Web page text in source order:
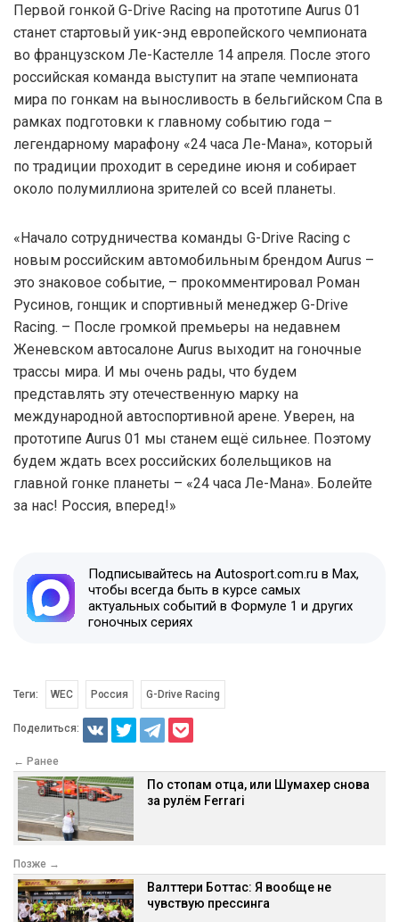
Первой гонкой G-Drive Racing на прототипе Aurus 01
станет стартовый уик-энд европейского чемпионата
во французском Ле-Кастелле 14 апреля. После этого
российская команда выступит на этапе чемпионата
мира по гонкам на выносливость в бельгийском Спа в
рамках подготовки к главному событию года –
легендарному марафону «24 часа Ле-Мана», который
по традиции проходит в середине июня и собирает
около полумиллиона зрителей со всей планеты.
«Начало сотрудничества команды G-Drive Racing с
новым российским автомобильным брендом Aurus –
это знаковое событие, – прокомментировал Роман
Русинов, гонщик и спортивный менеджер G-Drive
Racing. – После громкой премьеры на недавнем
Женевском автосалоне Aurus выходит на гоночные
трассы мира. И мы очень рады, что будем
представлять эту отечественную марку на
международной автоспортивной арене. Уверен, на
прототипе Aurus 01 мы станем ещё сильнее. Поэтому
будем ждать всех российских болельщиков на
главной гонке планеты – «24 часа Ле-Мана». Болейте
за нас! Россия, вперед!»
Подписывайтесь на Autosport.com.ru в Max,
чтобы всегда быть в курсе самых
актуальных событий в Формуле 1 и других
гоночных сериях
Теги: WEC Россия G-Drive Racing
Поделиться:
← Ранее
По стопам отца, или Шумахер снова
за рулём Ferrari
Позже →
Валттери Боттас: Я вообще не
чувствую прессинга